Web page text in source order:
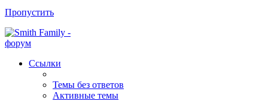
Пропустить
Ссылки
Темы без ответов
Активные темы